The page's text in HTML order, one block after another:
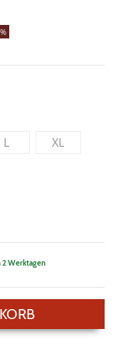
L
XL
Werktagen